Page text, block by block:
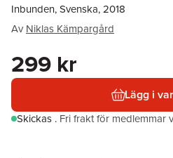
Inbunden, Svenska, 2018
Av Niklas Kämpargård
299 kr
Lägg i
Skickas . Fri frakt för medlemmar